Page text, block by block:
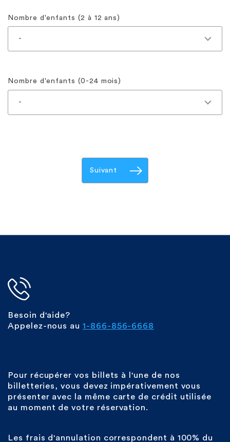
Nombre d'enfants (2 à 12 ans)
Nombre d'enfants (0-24 mois)
Suivant
Besoin d'aide?
Appelez-nous au 1-866-856-6668
Pour récupérer vos billets à l'une de nos
billetteries, vous devez impérativement vous
présenter avec la même carte de crédit utilisée
au moment de votre réservation.
Les frais d'annulation correspondent à 100% du